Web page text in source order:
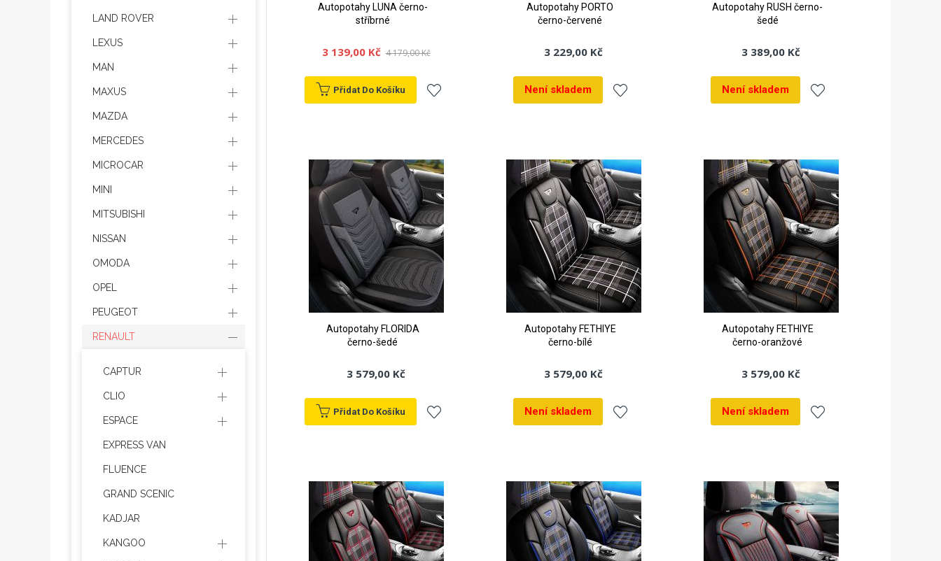
Autopotahy LUNA černo-
stříbrné
3 139,00 Kč 4 179,00 Kč
Přidat Do Košíku
oblíbeným
Autopotahy PORTO
černo-červené
3 229,00 Kč
Není skladem
oblíbeným
Autopotahy RUSH černo-
šedé
3 389,00 Kč
Není skladem
oblíbeným
Autopotahy FLORIDA
černo-šedé
3 579,00 Kč
Přidat Do Košíku
oblíbeným
Autopotahy FETHIYE
černo-bílé
3 579,00 Kč
Není skladem
oblíbeným
Autopotahy FETHIYE
černo-oranžové
3 579,00 Kč
Není skladem
oblíbeným
LAND ROVER
LEXUS
MAN
MAXUS
MAZDA
MERCEDES
MICROCAR
MINI
MITSUBISHI
NISSAN
OMODA
OPEL
PEUGEOT
RENAULT
CAPTUR
CLIO
ESPACE
EXPRESS VAN
FLUENCE
GRAND SCENIC
KADJAR
KANGOO